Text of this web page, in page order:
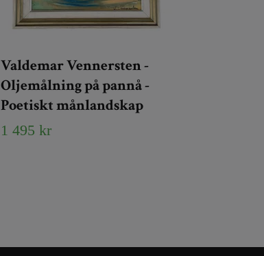
Valdemar Vennersten -
Oljemålning på pannå -
Poetiskt månlandskap
1 495 kr